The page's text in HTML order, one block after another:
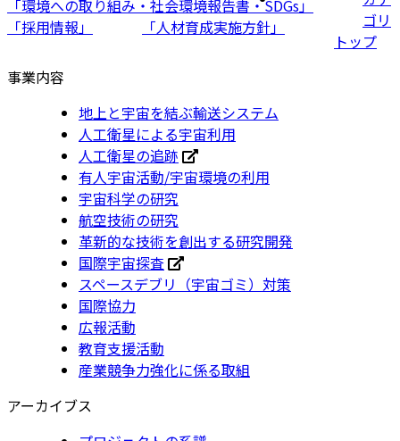
「環境への取り組み・社会環境報告書・SDGs」
「採用情報」
「人材育成実施方針」
ゴリ
トップ
事業内容
地上と宇宙を結ぶ輸送システム
人工衛星による宇宙利用
人工衛星の追跡
有人宇宙活動/宇宙環境の利用
宇宙科学の研究
航空技術の研究
革新的な技術を創出する研究開発
国際宇宙探査
スペースデブリ（宇宙ゴミ）対策
国際協力
広報活動
教育支援活動
産業競争力強化に係る取組
アーカイブス